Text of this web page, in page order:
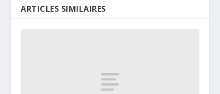
ARTICLES SIMILAIRES